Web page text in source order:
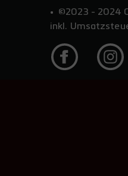
©2023 - 2024
inkl.